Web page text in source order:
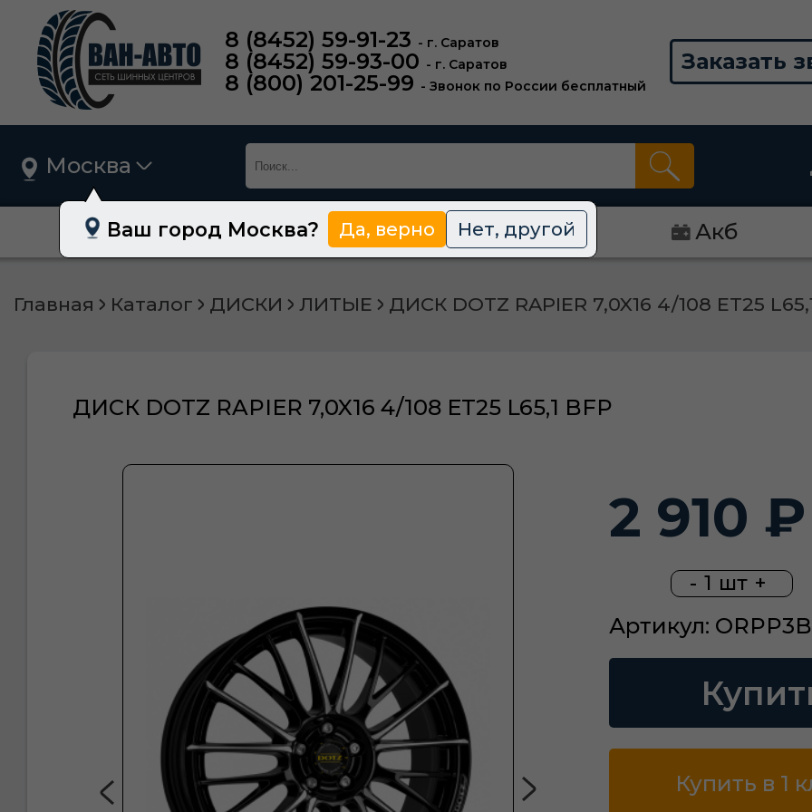
8 (8452) 59-91-23 - г. Саратов
8 (8452) 59-93-00 - г. Саратов
8 (800) 201-25-99 - Звонок по России бесплатный
Заказать
Москва
Ваш город Москва? Да, верно Нет, другой
О нас Шины Диски Акб
Главная Каталог ДИСКИ ЛИТЫЕ ДИСК DOTZ RAPIER 7,0X16 4/108 ET25
ДИСК DOTZ RAPIER 7,0X16 4/108 ET25 L65,1 BFP
2 910 ₽
- 1 шт +
Артикул:
Купить в 1